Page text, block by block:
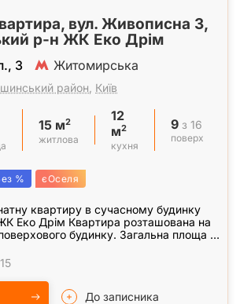
вул. Живописна 3,
р-н ЖК Еко Дрім
3 Житомирська
район, Київ
15 м2
житлова
12
м2
кухня
9 з 16
поверх
% єОселя
квартиру в сучасному будинку
Еко Дрім Квартира розташована на
будинку. Загальна площа –
До записника